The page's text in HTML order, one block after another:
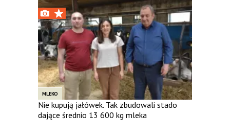
MLEKO
Nie kupują jałówek. Tak zbudowali stado
dające średnio 13 600 kg mleka